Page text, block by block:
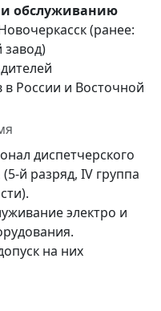
и обслуживанию
(ранее:
завод)
России и Восточной
диспетчерского
й разряд, IV группа
электро и
на них